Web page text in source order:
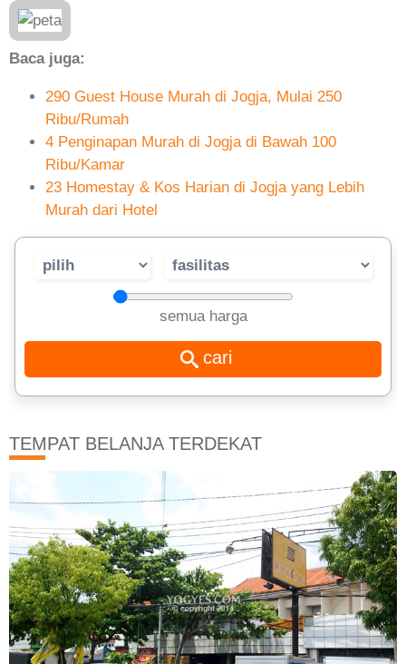
Baca juga:
290 Guest House Murah di Jogja, Mulai 250
Ribu/Rumah
4 Penginapan Murah di Jogja di Bawah 100
Ribu/Kamar
23 Homestay & Kos Harian di Jogja yang Lebih
Murah dari Hotel
semua harga
TEMPAT BELANJA TERDEKAT